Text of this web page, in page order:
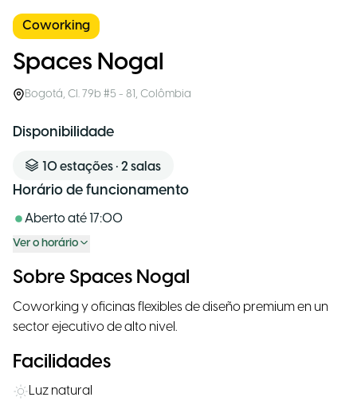
Coworking
Spaces Nogal
Bogotá, Cl. 79b #5 - 81, Colômbia
Disponibilidade
10estações • 2 salas
Horário de funcionamento
Aberto até 17:00
Ver o horário
Sobre Spaces Nogal
Coworking y oficinas flexibles de diseño premium en un
sector ejecutivo de alto nivel.
Facilidades
Luz natural